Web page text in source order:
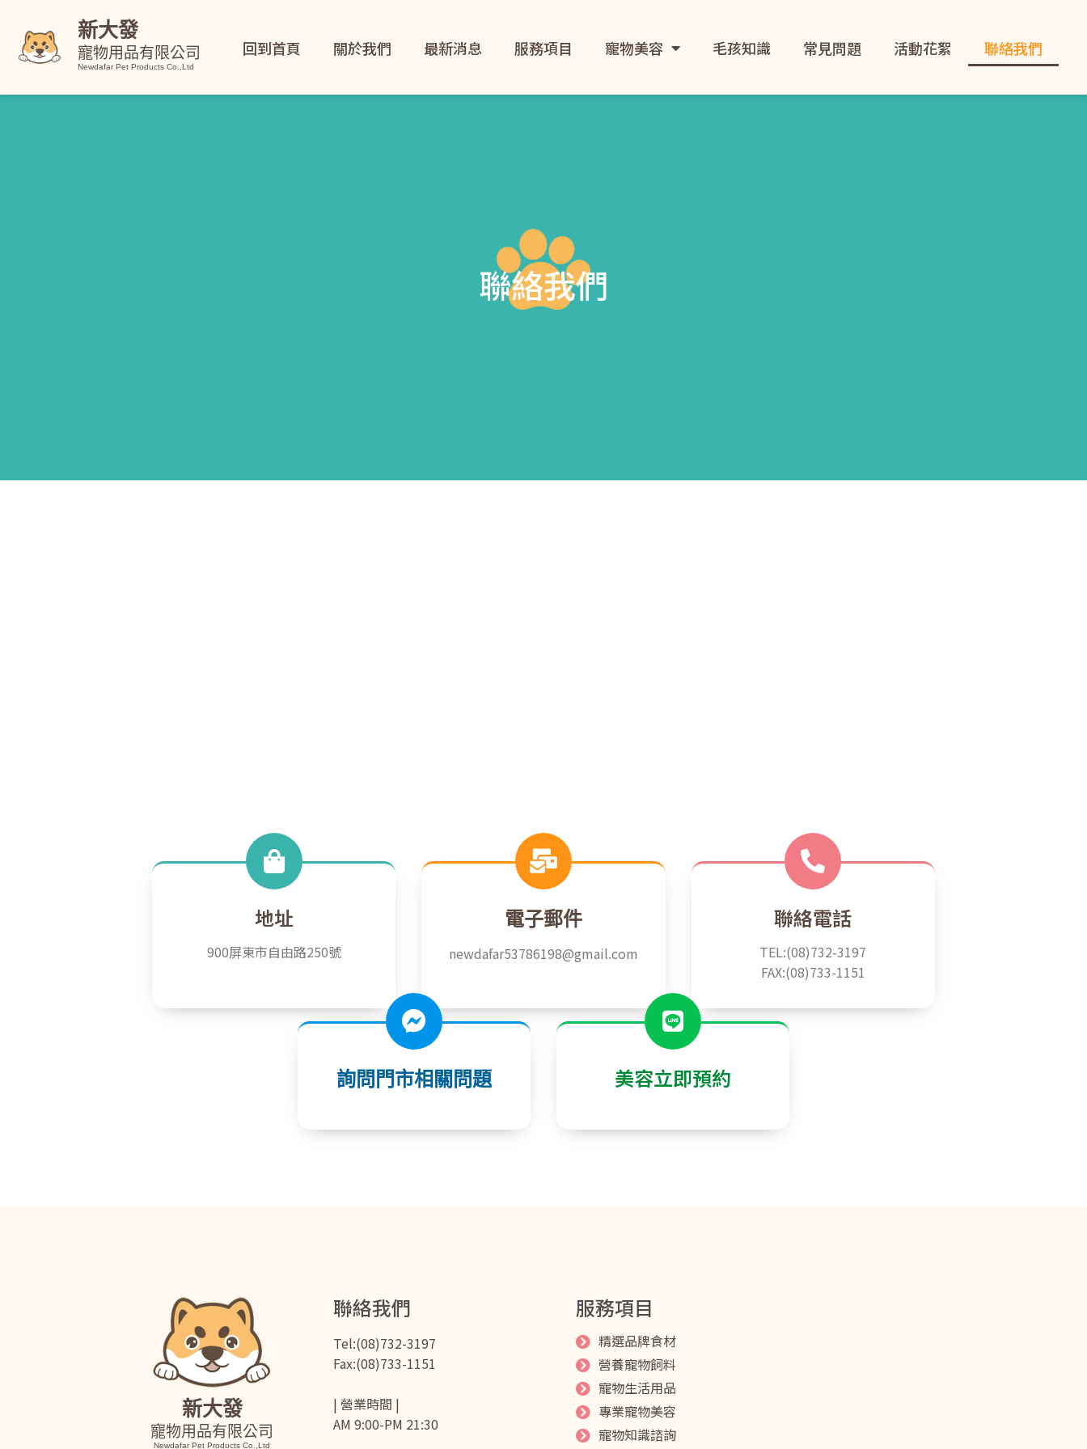
新大發
寵物用品有限公司
Newdafar Pet Products Co.,Ltd
回到首頁 關於我們 最新消息 服務項目 寵物美容 毛孩知識 常見問題 活動花絮 聯絡我們
聯絡我們
地址
900屏東市自由路250號
電子郵件
newdafar53786198@gmail.com
聯絡電話
TEL:(08)732-3197
FAX:(08)733-1151
詢問門市相關問題 美容立即預約
新大發
寵物用品有限公司
Newdafar Pet Products Co.,Ltd
聯絡我們
Tel:(08)732-3197
Fax:(08)733-1151
| 營業時間 |
AM 9:00-PM 21:30
服務項目
精選品牌食材
營養寵物飼料
寵物生活用品
專業寵物美容
寵物知識諮詢